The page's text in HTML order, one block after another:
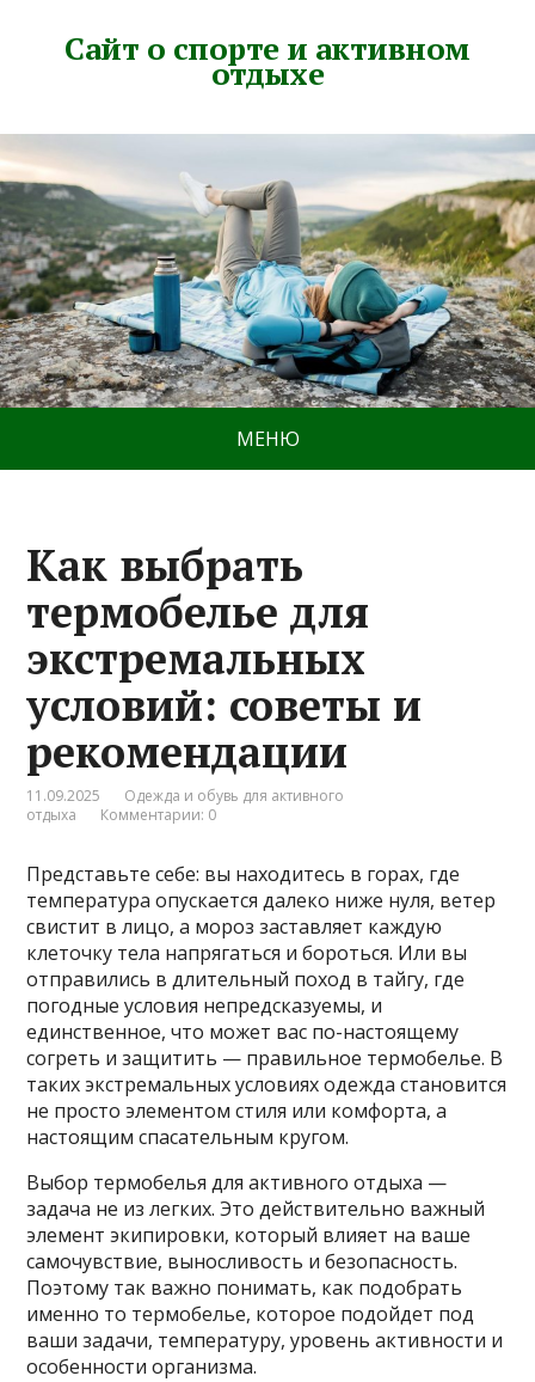
Сайт о спорте и активном
отдыхе
МЕНЮ
Как выбрать
термобелье для
экстремальных
условий: советы и
рекомендации
11.09.2025
Одежда и обувь для активного
отдыха
Комментарии: 0
Представьте себе: вы находитесь в горах, где
температура опускается далеко ниже нуля, ветер
свистит в лицо, а мороз заставляет каждую
клеточку тела напрягаться и бороться. Или вы
отправились в длительный поход в тайгу, где
погодные условия непредсказуемы, и
единственное, что может вас по-настоящему
согреть и защитить — правильное термобелье. В
таких экстремальных условиях одежда становится
не просто элементом стиля или комфорта, а
настоящим спасательным кругом.
Выбор термобелья для активного отдыха —
задача не из легких. Это действительно важный
элемент экипировки, который влияет на ваше
самочувствие, выносливость и безопасность.
Поэтому так важно понимать, как подобрать
именно то термобелье, которое подойдет под
ваши задачи, температуру, уровень активности и
особенности организма.